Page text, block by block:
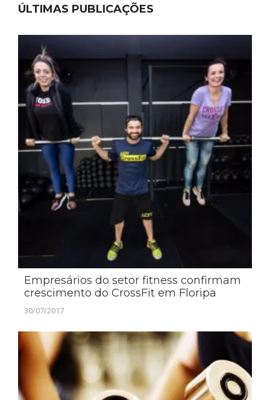
ÚLTIMAS PUBLICAÇÕES
Empresários do setor fitness confirmam
crescimento do CrossFit em Floripa
30/07/2017